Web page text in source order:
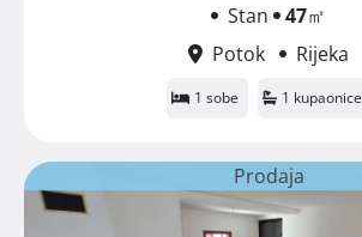
Stan 47㎡
Potok
Rijeka
1 sobe 1 kupaonice
Prodaja